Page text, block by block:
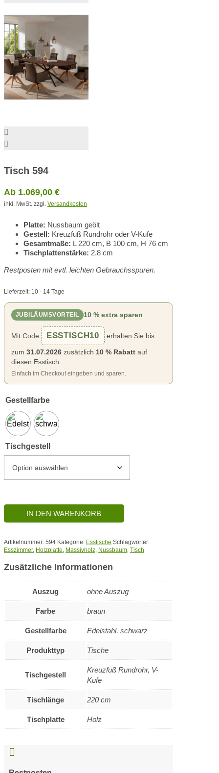
Tisch 594
Ab 1.069,00 €
inkl. MwSt. zzgl. Versandkosten
Platte: Nussbaum geölt
Gestell: Kreuzfuß Rundrohr oder V-Kufe
Gesamtmaße: L 220 cm, B 100 cm, H 76 cm
Tischplattenstärke: 2,8 cm
Restposten mit evtl. leichten Gebrauchsspuren.
Lieferzeit: 10 - 14 Tage
JUBILÄUMSVORTEIL 10 % extra sparen
Mit Code ESSTISCH10 erhalten Sie bis
zum 31.07.2026 zusätzlich 10 % Rabatt auf
diesen Esstisch.
Einfach im Checkout eingeben und sparen.
Gestellfarbe
Tischgestell
594
IN DEN WARENKORB
Artikelnummer: 594 Kategorie: Esstische Schlagwörter:
Esszimmer, Holzplatte Massivholz Nussbaum Tisch
Zusätzliche Informationen
Auszug ohne Auszug
Farbe braun
Gestellfarbe Edelstahl, schwarz
Produkttyp Tische
Tischgestell
Kreuzfuß Rundrohr, V-
Kufe
Tischlänge 220 cm
Tischplatte Holz
